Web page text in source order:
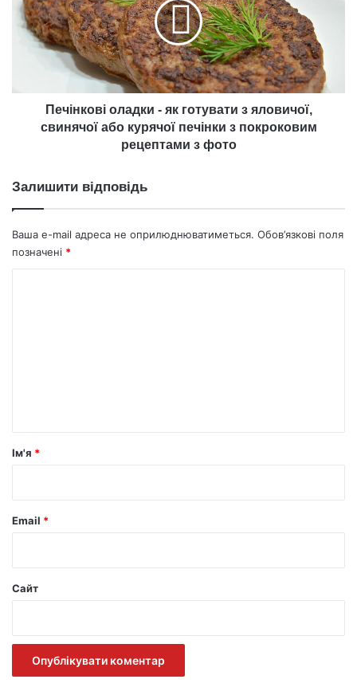
як
готувати
яловичої,
або
курячої
печінки
з
фото
Печінкові оладки - як готувати з яловичої,
свинячої або курячої печінки з покроковим
рецептами з фото
Залишити відповідь
Ваша e-mail адреса не оприлюднюватиметься. Обов’язкові поля
позначені *
р
Ім'я *
Email *
Сайт